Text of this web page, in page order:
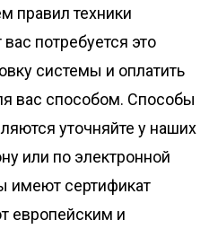
правил техники
потребуется это
системы и оплатить
вас способом. Способы
уточняйте у наших
или по электронной
имеют сертификат
европейским и